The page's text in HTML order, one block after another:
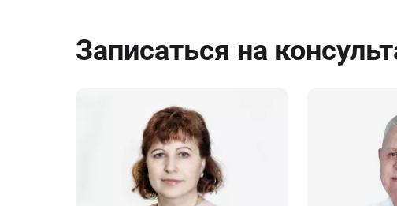
Записаться на